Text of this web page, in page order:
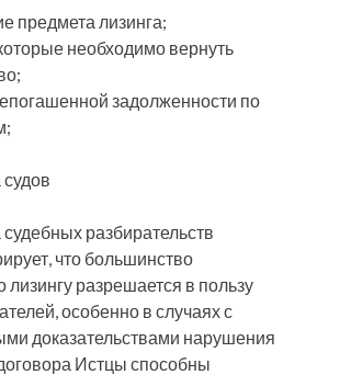
предмета лизинга;
необходимо вернуть
задолженности по
разбирательств
что большинство
лизингу разрешается в пользу
особенно в случаях с
доказательствами нарушения
Истцы способны